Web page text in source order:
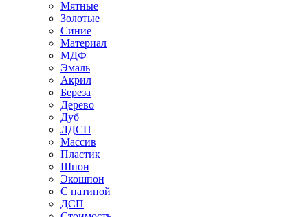
Мятные
Золотые
Синие
Материал
МДФ
Эмаль
Акрил
Береза
Дерево
Дуб
ЛДСП
Массив
Пластик
Шпон
Экошпон
С патиной
ДСП